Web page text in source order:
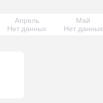
Апрель
Нет данных
Май
Нет данных